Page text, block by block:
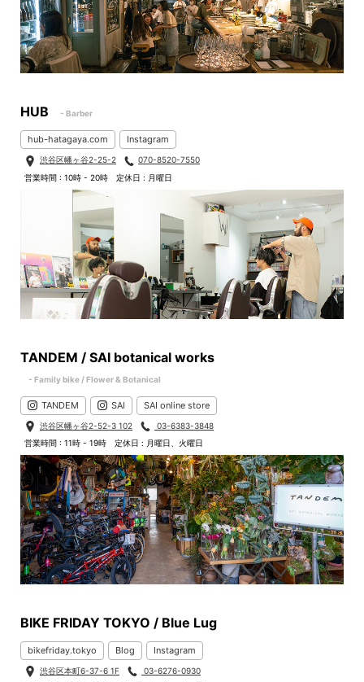
HUB - Barber
hub-hatagaya.com Instagram
渋谷区幡ヶ谷2-25-2
070-8520-7550
営業時間 : 10時 - 20時
定休日 : 月曜日
TANDEM / SAI botanical works
- Family bike / Flower & Botanical
TANDEM SAI SAI online store
渋谷区幡ヶ谷2-52-3 102
03-6383-3848
営業時間 : 11時 - 19時
定休日 : 月曜日、火曜日
BIKE FRIDAY TOKYO / Blue Lug
bikefriday.tokyo Blog Instagram
渋谷区本町6-37-6 1F
03-6276-0930